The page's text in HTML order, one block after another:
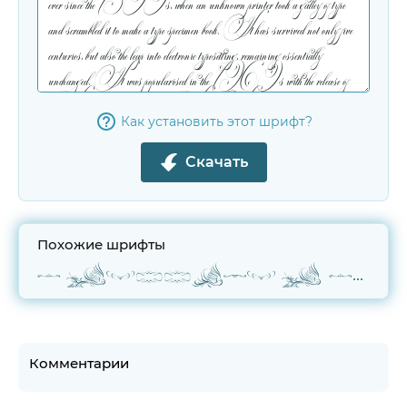
Как установить этот шрифт?
Скачать
Похожие шрифты
Classical Calligraphy Ornament
Комментарии